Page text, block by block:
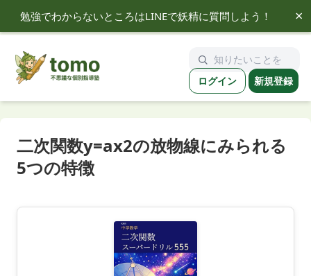
勉強でわからないところはLINEで妖精に質問しよう！ ×
tomo ログイン 新規登録
二次関数y=ax2の放物線にみられる
5つの特徴